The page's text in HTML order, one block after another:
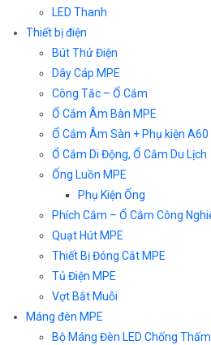
LED Thanh
Thiết bị điện
Bút Thử Điện
Dây Cáp MPE
Công Tắc – Ổ Cắm
Ổ Cắm Âm Bàn MPE
Ổ Cắm Âm Sàn + Phụ kiện A60
Ổ Cắm Di Động, Ổ Cắm Du Lịch
Ống Luồn MPE
Phụ Kiện Ống
Phích Cắm – Ổ Cắm Công
Quạt Hút MPE
Thiết Bị Đóng Cắt MPE
Tủ Điện MPE
Vợt Bắt Muỗi
Máng đèn MPE
Bộ Máng Đèn LED Chống Thấm